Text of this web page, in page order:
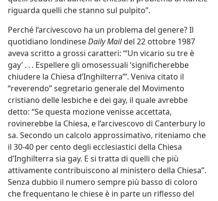
riguarda quelli che stanno sul pulpito”.
Perché l’arcivescovo ha un problema del genere? Il
quotidiano londineseDaily Maildel 22 ottobre 1987
aveva scritto a grossi caratteri: “‘Un vicario su tre è
gay’ . . . Espellere gli omosessuali ‘significherebbe
chiudere la Chiesa d’Inghilterra’”. Veniva citato il
“reverendo” segretario generale del Movimento
cristiano delle lesbiche e dei gay, il quale avrebbe
detto: “Se questa mozione venisse accettata,
rovinerebbe la Chiesa, e l’arcivescovo di Canterbury lo
sa. Secondo un calcolo approssimativo, riteniamo che
il 30-40 per cento degli ecclesiastici della Chiesa
d’Inghilterra sia gay. E si tratta di quelli che più
attivamente contribuiscono al ministero della Chiesa”.
Senza dubbio il numero sempre più basso di coloro
che frequentano le chiese è in parte un riflesso del